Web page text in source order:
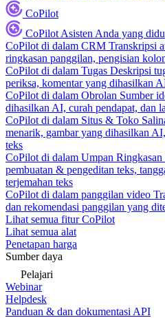
CoPilot
CoPilot Asisten Anda yang
CoPilot di dalam CRM Transkripsi
ringkasan panggilan, pengisian
CoPilot di dalam Tugas Deskripsi
periksa, komentar yang dihasilkan
CoPilot di dalam Obrolan Sumber
dihasilkan AI, curah pendapat, dan
CoPilot di dalam Situs & Toko
menarik, gambar yang dihasilkan
teks
CoPilot di dalam Umpan
pembuatan & pengeditan teks,
terjemahan teks
CoPilot di dalam panggilan video
dan rekomendasi panggilan yang
Lihat semua fitur CoPilot
Lihat semua alat
Penetapan harga
Sumber daya
Pelajari
Webinar
Helpdesk
Panduan & dan dokumentasi API